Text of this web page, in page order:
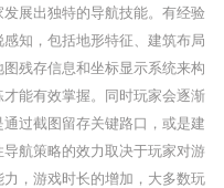
展出独特的导航技能。有经验
知，包括地形特征、建筑布局
残存信息和坐标显示系统来构
能有效掌握。同时玩家会逐渐
过截图留存关键路口，或是建
航策略的效力取决于玩家对游
，游戏时长的增加，大多数玩